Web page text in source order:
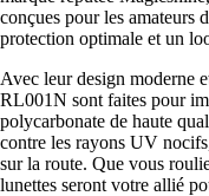
conçues pour les amateurs
protection optimale et un
Avec leur design moderne
RL001N sont faites pour
polycarbonate de haute
contre les rayons UV
sur la route. Que vous
lunettes seront votre allié